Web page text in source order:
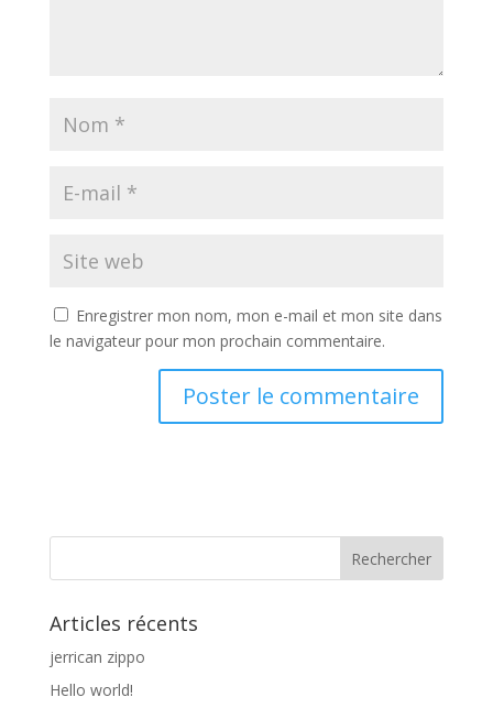
Enregistrer mon nom, mon e-mail et mon site dans
le navigateur pour mon prochain commentaire.
Articles récents
jerrican zippo
Hello world!